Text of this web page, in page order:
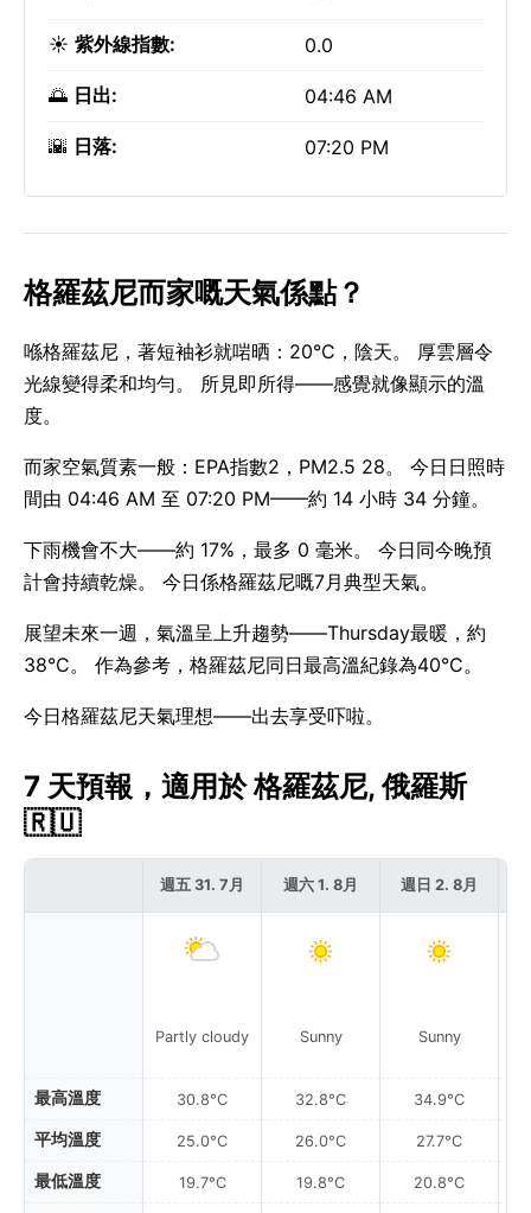
☀️ 紫外線指數: 0.0
🌅 日出: 04:46 AM
🌇 日落: 07:20 PM
格羅茲尼而家嘅天氣係點？
喺格羅茲尼，著短袖衫就啱晒：20°C，陰天。 厚雲層令
光線變得柔和均勻。 所見即所得——感覺就像顯示的溫
度。
而家空氣質素一般：EPA指數2，PM2.5 28。 今日日照時
間由 04:46 AM 至 07:20 PM——約 14 小時 34 分鐘。
下雨機會不大——約 17%，最多 0 毫米。 今日同今晚預
計會持續乾燥。 今日係格羅茲尼嘅7月典型天氣。
展望未來一週，氣溫呈上升趨勢——Thursday最暖，約
38°C。 作為參考，格羅茲尼同日最高溫紀錄為40°C。
今日格羅茲尼天氣理想——出去享受吓啦。
7 天預報，適用於 格羅茲尼, 俄羅斯
🇷🇺
最高溫度
平均溫度
最低溫度
週五 31. 7月
Partly cloudy
30.8°C
25.0°C
19.7°C
週六 1. 8月
Sunny
32.8°C
26.0°C
19.8°C
週日 2. 8月
Sunny
34.9°C
27.7°C
20.8°C